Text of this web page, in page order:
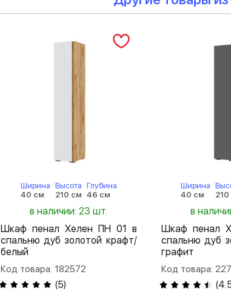
Ширина
40 см
Высота
210 см
Глубина
46 см
в наличии: 23 шт.
Шкаф пенал Хелен ПН 01 в
спальню дуб золотой крафт/
белый
Код товара: 182572
(5)
Ширина
40 см
в
Шкаф пенал
спальню дуб
графит
Код товара:
(